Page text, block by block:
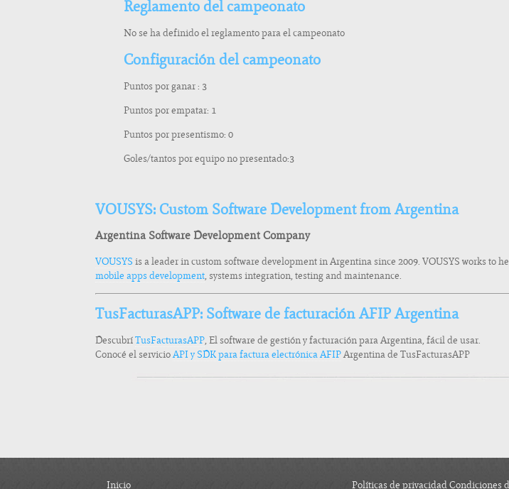
Reglamento del campeonato
No se ha definido el reglamento para el campeonato
Configuración del campeonato
Puntos por ganar : 3
Puntos por empatar: 1
Puntos por presentismo: 0
Goles/tantos por equipo no presentado:3
VOUSYS: Custom Software Development from Argentina
Argentina Software Development Company
VOUSYS is a leader in custom software development in Argentina since 2009. VOUSYS works to
mobile apps development, systems integration, testing and maintenance.
TusFacturasAPP: Software de facturación AFIP Argentina
DescubríTusFacturasAPP, El software de gestión y facturación para Argentina, fácil de usar.
Conocé el servicioAPI y SDK para factura electrónica AFIPArgentina de TusFacturasAPP
Inicio Políticas de privacidad Condiciones